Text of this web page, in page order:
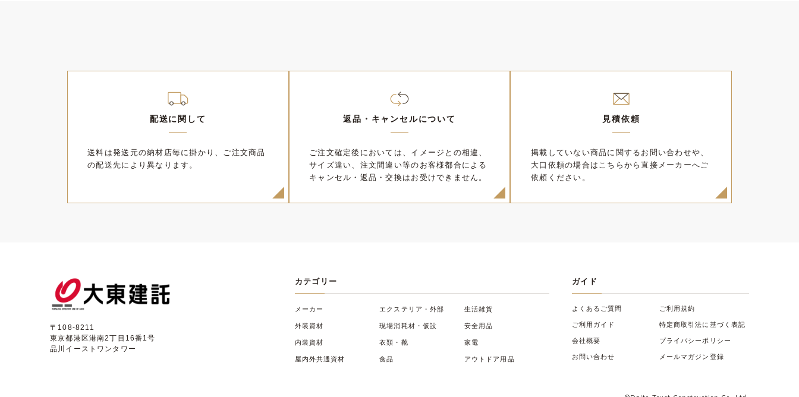
第５条（ユーザー情報の取扱い）
1.本サービスにおける取引履歴など、本サービスの利用に伴う種々の情報は、当社の管理するコンピューターに記録されます。また、これらの情報はその商品
の販売に係る納材店にも共有されるものとし、ユーザーは本サービスの利用をもってこれに同意したものとみなされます。
(1)商品のお届け、およびアフターサービスを行うため
(2)カタログやDMの送付ならびに、FAX、E-mailの送信など、当社の通信販売、その他関連するサービス・業務のお得な情報をお届けするため
3.当社が本サービスに関して取得したユーザー及びユーザーの担当者の情報は、以下の何れかに該当する場合を除き、第三者に提供・開示などをすることはご
(5)当社の関連グループ会社において共同利用する場合
(6)ユーザーの支払能力の調査確認のために、個人信用情報機関に照会の必要がある場合
(9)他のユーザーの利益を保護する必要がある場合
配送に関して
送料は発送元の納材店毎に掛かり、ご注文商品
の配送先により異なります。
返品・キャンセルについて
ご注文確定後においては、イメージとの相違、
サイズ違い、注文間違い等のお客様都合による
キャンセル・返品・交換はお受けできません。
見積依頼
掲載していない商品に関するお問い合わせや、
大口依頼の場合はこちらから直接メーカーへご
依頼ください。
〒108-8211
東京都港区港南2丁目16番1号
品川イーストワンタワー
カテゴリー
メーカー
外装資材
内装資材
屋内外共通資材
エクステリア・外部
現場消耗材・仮設
衣類・靴
食品
生活雑貨
安全用品
家電
アウトドア用品
ガイド
よくあるご質問 ご利用規約
ご利用ガイド 特定商取引法に基づく表記
会社概要 プライバシーポリシー
お問い合わせ メールマガジン登録